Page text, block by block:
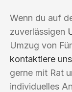
Wenn du auf
zuverlässigen
Umzug von
kontaktiere uns
gerne mit Rat
individuelles